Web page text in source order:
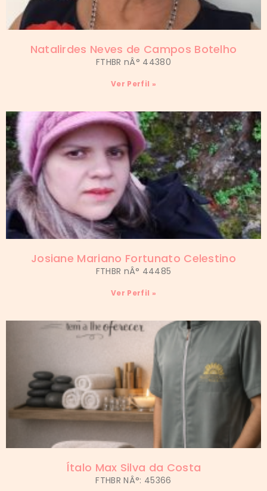
Natalirdes Neves de Campos Botelho
FTHBR nÂ° 44380
Ver Perfil »
Josiane Mariano Fortunato Celestino
FTHBR nÂ° 44485
Ver Perfil »
Ítalo Max Silva da Costa
FTHBR NÂ°: 45366